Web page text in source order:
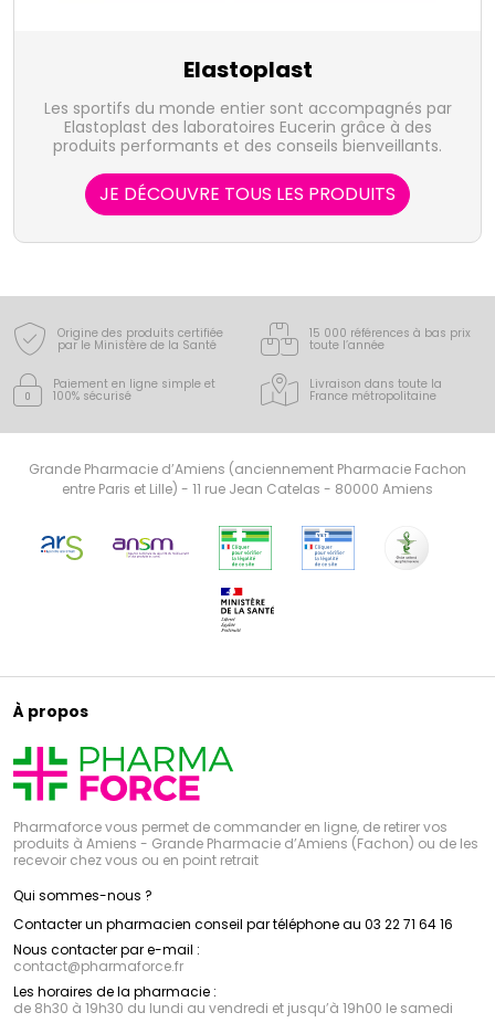
Elastoplast
Les sportifs du monde entier sont accompagnés par
Elastoplast des laboratoires Eucerin grâce à des
produits performants et des conseils bienveillants.
JE DÉCOUVRE TOUS LES PRODUITS
Origine des produits certifiée
par le Ministère de la Santé
15 000 références à bas prix
toute l’année
Paiement en ligne simple et
100% sécurisé
Livraison dans toute la
France métropolitaine
Grande Pharmacie d’Amiens (anciennement Pharmacie Fachon
entre Paris et Lille) - 11 rue Jean Catelas - 80000 Amiens
À propos
Pharmaforce vous permet de commander en ligne, de retirer vos
produits à Amiens - Grande Pharmacie d’Amiens (Fachon) ou de les
recevoir chez vous ou en point retrait
Qui sommes-nous ?
Contacter un pharmacien conseil par téléphone au 03 22 71 64 16
Nous contacter par e-mail :
contact@pharmaforce.fr
Les horaires de la pharmacie :
de 8h30 à 19h30 du lundi au vendredi et jusqu’à 19h00 le samedi